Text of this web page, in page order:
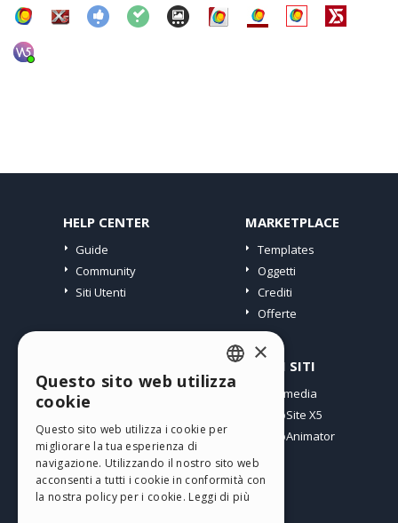
HELP CENTER
Guide
Community
Siti Utenti
MARKETPLACE
Templates
Oggetti
Crediti
Offerte
I miei post
I miei Download
Spazio Web
I miei Crediti
ALTRI SITI
Incomedia
WebSite X5
WebAnimator
ENGLISH
SPANISH
PORTUGUESE
×
Questo sito web utilizza
cookie
Questo sito web utilizza i cookie per
migliorare la tua esperienza di
navigazione. Utilizzando il nostro sito web
acconsenti a tutti i cookie in conformità con
la nostra policy per i cookie. Leggi di più